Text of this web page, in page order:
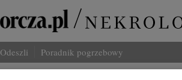
Odeszli Poradnik pogrzebowy